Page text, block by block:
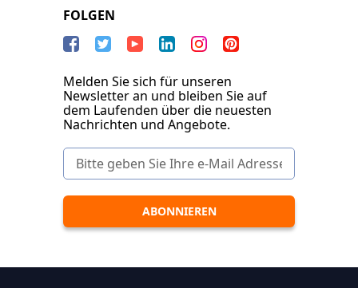
FOLGEN
Melden Sie sich für unseren
Newsletter an und bleiben Sie auf
dem Laufenden über die neuesten
Nachrichten und Angebote.